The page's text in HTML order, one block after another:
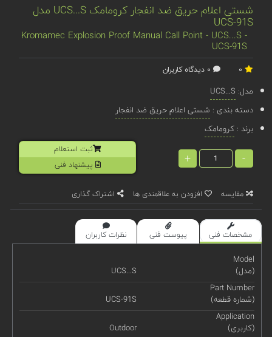
شستی اعلام حریق ضد انفجار کرومامک UCS...S مدل
UCS-91S
Kromamec Explosion Proof Manual Call Point - UCS...S -
UCS-91S
مدل: UCS...S
دسته بندی : شستی اعلام حریق ضد انفجار
برند :کرومامک
-
+
ثبت استعلام
پیشنهاد فنی
مقایسه افزودن به علاقمندی ها اشتراک گذاری
مشخصات فنی پیوست فنی نظرات کاربران
Model
(مدل)
UCS...S
Part Number
(شماره قطعه)
UCS-91S
Application
(کاربری)
Outdoor